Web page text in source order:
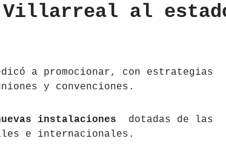
Villarreal al
a promocionar, con estrategias
y convenciones.
instalaciones dotadas de las
e internacionales.